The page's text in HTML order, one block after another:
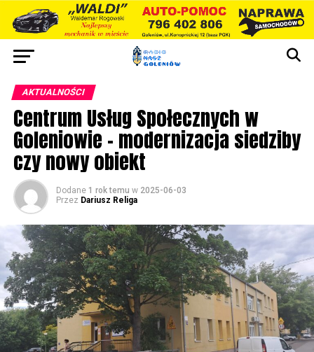
AKTUALNOŚCI
Centrum Usług Społecznych w
Goleniowie – modernizacja siedziby
czy nowy obiekt
Dodane 1 rok temu w 2025-06-03
Przez Dariusz Religa